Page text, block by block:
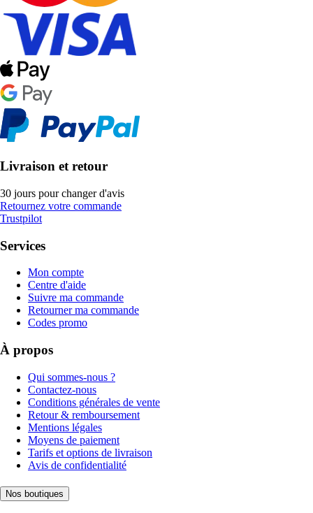
Livraison et retour
30 jours pour changer d'avis
Retournez votre commande
Trustpilot
Services
Mon compte
Centre d'aide
Suivre ma commande
Retourner ma commande
Codes promo
À propos
Qui sommes-nous ?
Contactez-nous
Conditions générales de vente
Retour & remboursement
Mentions légales
Moyens de paiement
Tarifs et options de livraison
Avis de confidentialité
Nos boutiques